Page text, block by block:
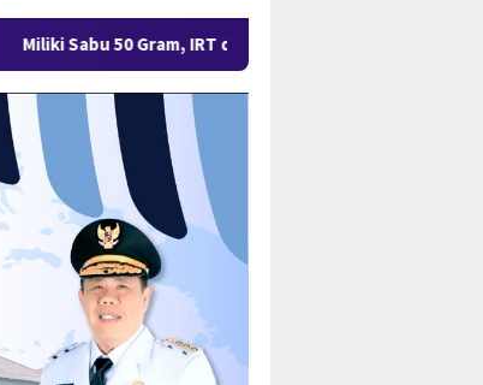
IRT di Pangkalpinang Ditangkap Ditresnarkoba Polda